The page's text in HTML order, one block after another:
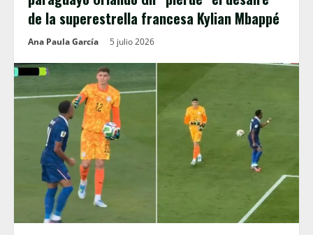
de la superestrella francesa Kylian Mbappé
Ana Paula García 5 julio 2026